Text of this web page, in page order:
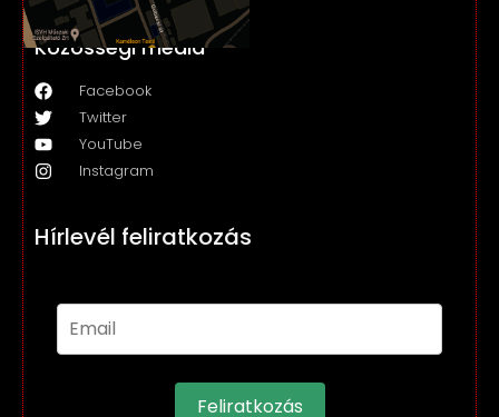
Közösségi média
Facebook
Twitter
YouTube
Instagram
Hírlevél feliratkozás
Feliratkozás